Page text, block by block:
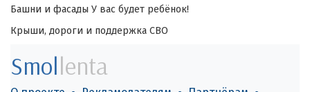
Башни и фасады У вас будет ребёнок!
Крыши, дороги и поддержка СВО
Smollenta